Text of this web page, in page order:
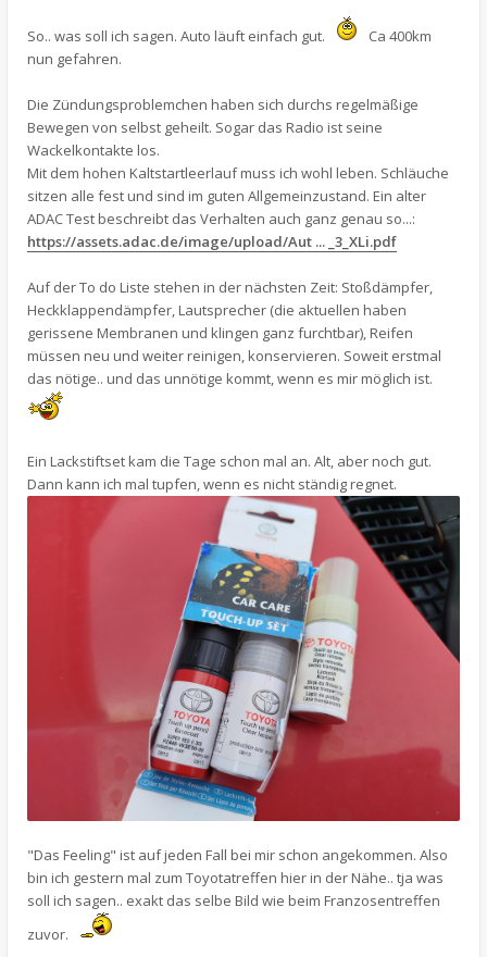
So.. was soll ich sagen. Auto läuft einfach gut.
Ca 400km
nun gefahren.
Die Zündungsproblemchen haben sich durchs regelmäßige
Bewegen von selbst geheilt. Sogar das Radio ist seine
Wackelkontakte los.
Mit dem hohen Kaltstartleerlauf muss ich wohl leben. Schläuche
sitzen alle fest und sind im guten Allgemeinzustand. Ein alter
ADAC Test beschreibt das Verhalten auch ganz genau so...:
https://assets.adac.de/image/upload/Aut ... _3_XLi.pdf
Auf der To do Liste stehen in der nächsten Zeit: Stoßdämpfer,
Heckklappendämpfer, Lautsprecher (die aktuellen haben
gerissene Membranen und klingen ganz furchtbar), Reifen
müssen neu und weiter reinigen, konservieren. Soweit erstmal
das nötige.. und das unnötige kommt, wenn es mir möglich ist.
Ein Lackstiftset kam die Tage schon mal an. Alt, aber noch gut.
Dann kann ich mal tupfen, wenn es nicht ständig regnet.
"Das Feeling" ist auf jeden Fall bei mir schon angekommen. Also
bin ich gestern mal zum Toyotatreffen hier in der Nähe.. tja was
soll ich sagen.. exakt das selbe Bild wie beim Franzosentreffen
zuvor.